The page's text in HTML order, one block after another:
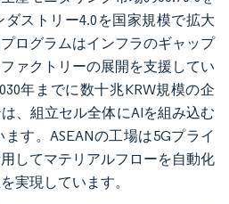
ストリー4.0を国家規模で拡大
ログラムはインフラのギャップ
ァクトリーの展開を支援してい
年までに数十兆KRW規模の企
、組立セル全体にAIを組み込む
す。ASEANの工場は5Gプライ
してマテリアルフローを自動化
実現しています。